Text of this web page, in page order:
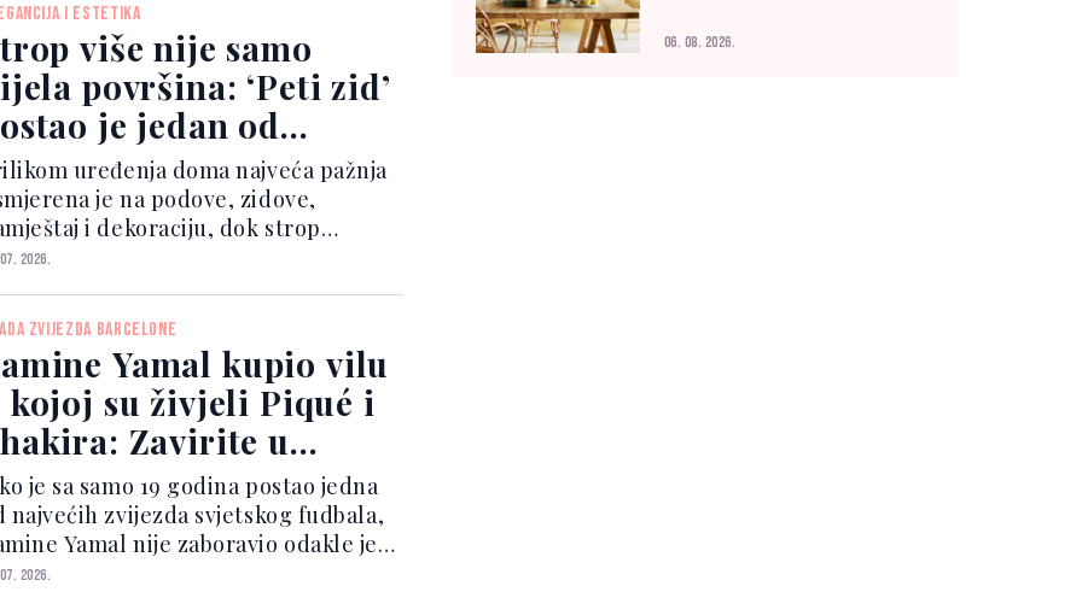
I ESTETIKA
više nije samo
površina: ‘Peti zid’
je jedan od
trendova
uređenja doma najveća pažnja
je na podove, zidove,
i dekoraciju, dok strop
uvijek ostaje zanemaren.
2026.
ZVIJEZDA BARCELONE
Yamal kupio vilu
kojoj su živjeli Piqué i
Zavirite u
luksuzni dom
je sa samo 19 godina postao jedna
najvećih zvijezda svjetskog fudbala,
Yamal nije zaboravio odakle je
2026.
06. 08. 2026.